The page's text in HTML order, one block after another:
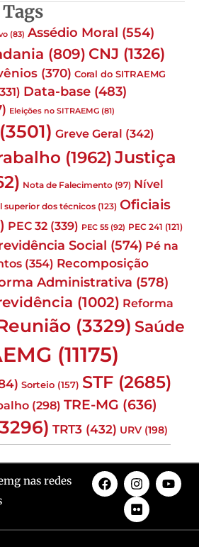
(83) Assédio Moral (554)
(809) CNJ (1326)
(370) Coral do SITRAEMG
Data-base (483)
Eleições no SITRAEMG (81)
(3501) Greve Geral (342)
(1962) Justiça
Nota de Falecimento (97) Nível
superior dos técnicos (123) Oficiais
PEC 32 (339) PEC 55 (92) PEC 241 (121)
Social (574) Pé na
(354) Recomposição
Administrativa (578)
(1002) Reforma
(3329) Saúde
(11175)
Sorteio (157) STF (2685)
(298) TRE-MG (636)
TRT3 (432) URV (198)
nas redes